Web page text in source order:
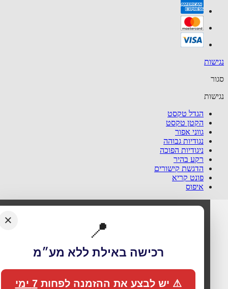
הגדל טקסט
הקטן טקסט
גווני אפור
נגודיות גבוהה
ניגודיות הפוכה
רקע בהיר
הדגשת קישורים
פונט קריא
איפוס
📍
רכישה באילת ללא מע״מ
⚠ יש לבצע את ההזמנה לפחות 7 ימי